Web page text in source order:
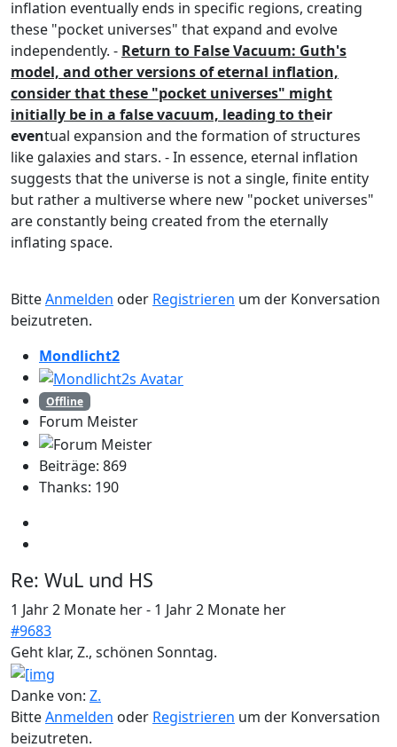
inflation eventually ends in specific regions, creating
these "pocket universes" that expand and evolve
independently. - Return to False Vacuum: Guth's
model, and other versions of eternal inflation,
consider that these "pocket universes" might
initially be in a false vacuum, leading to their
eventual expansion and the formation of structures
like galaxies and stars. - In essence, eternal inflation
suggests that the universe is not a single, finite entity
but rather a multiverse where new "pocket universes"
are constantly being created from the eternally
inflating space.
BitteAnmelden oder Registrieren um der Konversation
beizutreten.
Mondlicht2
Offline
Forum Meister
Beiträge: 869
Thanks: 190
Re: WuL und HS
1 Jahr 2 Monate her- 1 Jahr 2 Monate her
#9683
Geht klar, Z., schönen Sonntag.
Danke von: Z.
BitteAnmelden oder Registrieren um der Konversation
beizutreten.